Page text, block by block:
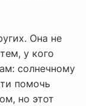
Она не
у кого
солнечному
помочь
но этот